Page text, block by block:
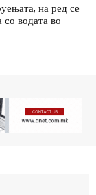
на ред се
со водата во